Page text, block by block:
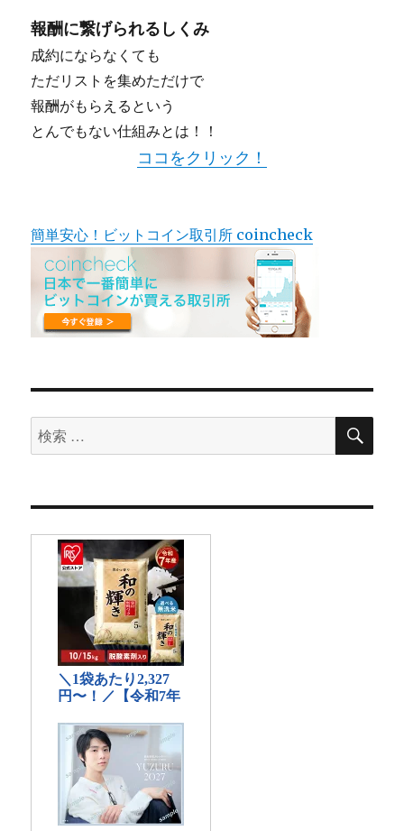
報酬に繋げられるしくみ
成約にならなくても
ただリストを集めただけで
報酬がもらえるという
とんでもない仕組みとは！！
ココをクリック！
簡単安心！ビットコイン取引所 coincheck
検
索
象:
検